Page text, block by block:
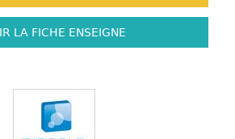
LA FICHE ENSEIGNE